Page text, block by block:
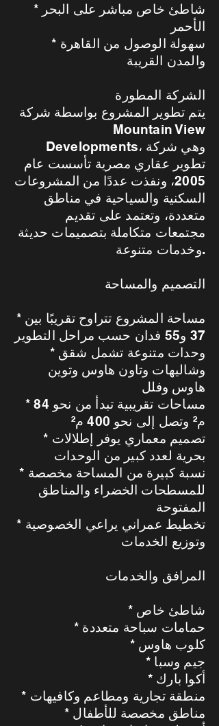
* شاطئ خاص مباشر على البحر
الأحمر
* سهولة الوصول من القاهرة
والمدن القريبة
الشركة المطورة
يتم تطوير المشروع بواسطة شركة
Mountain View
Developments، وهي شركة
تطوير عقاري مصرية تأسست عام
2005، ونفذت عددًا من المشروعات
السكنية والسياحية في مناطق
متعددة، وتعتمد على تقديم
مجتمعات متكاملة بتصميمات حديثة
وخدمات متنوعة.
التصميم والمساحة
* مساحة المشروع تتراوح تقريبًا بين
37 و55 فدان حسب مراحل التطوير
* وحدات متنوعة تشمل شقق
وشاليهات وتاون هاوس وتوين
هاوس وفلل
* مساحات تقريبية تبدأ من نحو 84
م² وتصل إلى نحو 400 م²
* تصميم معماري يوفر إطلالات
بحرية لعدد كبير من الوحدات
* نسبة كبيرة من المساحة مخصصة
للمسطحات الخضراء والمناطق
المفتوحة
* تخطيط عمراني يراعي الخصوصية
وتوزيع الخدمات
المرافق والخدمات
* شاطئ خاص
* حمامات سباحة متعددة
* كلوب هاوس
* جيم وسبا
* أكوا بارك
* منطقة تجارية ومطاعم وكافيهات
* مناطق مخصصة للأطفال